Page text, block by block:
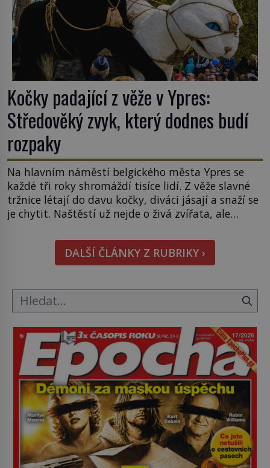
Kočky padající z věže v Ypres:
Středověký zvyk, který dodnes budí
rozpaky
Na hlavním náměstí belgického města Ypres se
každé tři roky shromáždí tisíce lidí. Z věže slavné
tržnice létají do davu kočky, diváci jásají a snaží se
je chytit. Naštěstí už nejde o živá zvířata, ale
Tato veselá podívaná připomíná jeden z
nejpodivnějších a zároveň nejkrutějších zvyků […]
DALŠÍ ČLÁNKY Z RUBRIKY ›